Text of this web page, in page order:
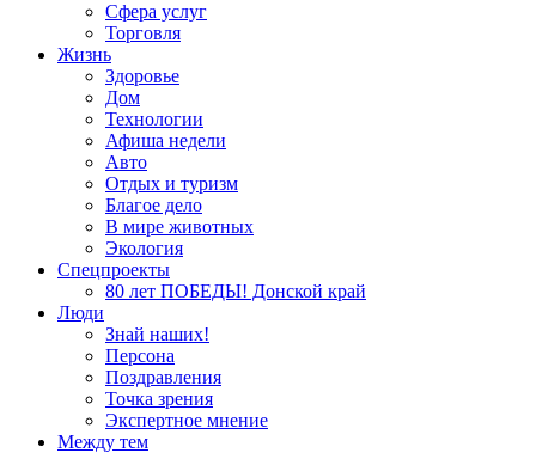
Сфера услуг
Торговля
Жизнь
Здоровье
Дом
Технологии
Афиша недели
Авто
Отдых и туризм
Благое дело
В мире животных
Экология
Спецпроекты
80 лет ПОБЕДЫ! Донской край
Люди
Знай наших!
Персона
Поздравления
Точка зрения
Экспертное мнение
Между тем